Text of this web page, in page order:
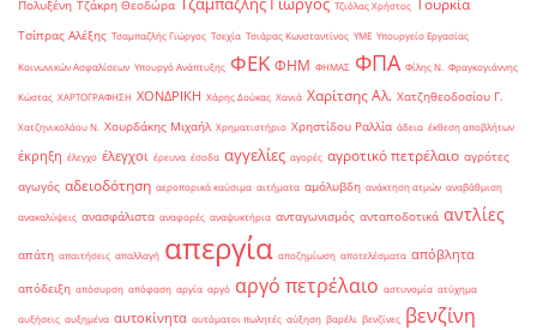
Πολυξένη Τζάκρη Θεοδώρα Τζιόλας Χρήστος Τουρκία
Τσίπρας Αλέξης Τσαμπαζλής Γιώργος Τσεχία Τσιάρας Κωνσταντίνος ΥΜΕ Υπουργείο Εργασίας
Κοινωνικών Ασφαλίσεων Υπουργό Ανάπτυξης ΦΕΚ ΦΗΜ ΦΗΜΑΣ ΦΠΑ Φίλης Ν. Φραγκογιάννης
Κώστας ΧΑΡΤΟΓΡΑΦΗΣΗ ΧΟΝΔΡΙΚΗ Χάρης Δούκας Χανιά Χαρίτσης Αλ. Χατζηθεοδοσίου Γ.
Χατζηνικολάου Ν. Χουρδάκης Μιχαήλ Χρηματιστήριο Χρηστίδου Ραλλία άδεια έκθεση αποβλήτων
έκρηξη έλεγχο έλεγχοι έρευνα έσοδα αγγελίες αγορές αγροτικό πετρέλαιο αγρότες
αγωγός αδειοδότηση αεροπορικά καύσιμα αιτήματα αμόλυβδη ανάκτηση ατμών αναβάθμιση
ανακαλύψεις ανασφάλιστα αναφορές αναψυκτήρια ανταγωνισμός ανταποδοτικά αντλίες
απάτη απαιτήσεις απαλλαγή απεργία αποζημίωση αποτελέσματα απόβλητα
απόδειξη απόσυρση απόφαση αργία αργό αργό πετρέλαιο αστυνομία ατύχημα
αυξήσεις αυξημένα αυτοκίνητα αυτόματοι πωλητές αύξηση βαρέλι βενζίνες βενζίνη